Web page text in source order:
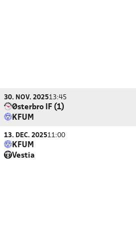
30. NOV. 202513:45
Østerbro IF (1)
KFUM
13. DEC. 202511:00
KFUM
Vestia